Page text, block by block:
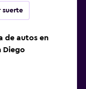
suerte
de autos en
Diego